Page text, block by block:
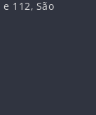
112, São